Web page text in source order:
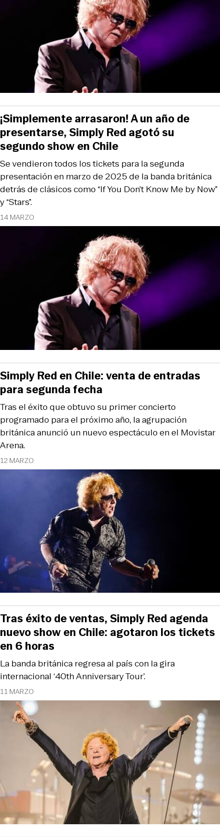
14 MARZO
Se vendieron todos los tickets para la segunda
presentación en marzo de 2025 de la banda británica
detrás de clásicos como “If You Don’t Know Me by Now”
y “Stars”.
¡Simplemente arrasaron! A un año de
presentarse, Simply Red agotó su
segundo show en Chile
12 MARZO
Tras el éxito que obtuvo su primer concierto
programado para el próximo año, la agrupación
británica anunció un nuevo espectáculo en el Movistar
Arena.
Simply Red en Chile: venta de entradas
para segunda fecha
11 MARZO
La banda británica regresa al país con la gira
internacional ‘40th Anniversary Tour’.
Tras éxito de ventas, Simply Red agenda
nuevo show en Chile: agotaron los tickets
en 6 horas